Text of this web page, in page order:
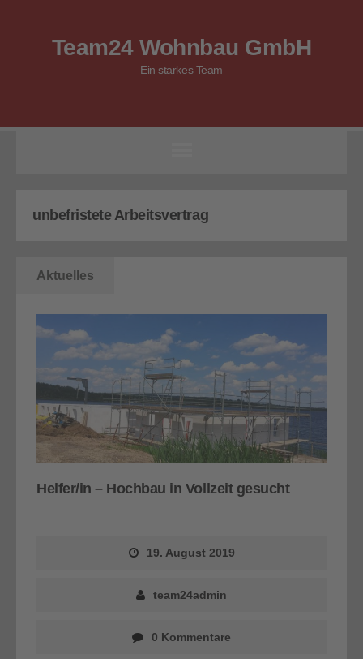
Team24 Wohnbau GmbH
Ein starkes Team
unbefristete Arbeitsvertrag
Aktuelles
Helfer/in – Hochbau in Vollzeit gesucht
19. August 2019
team24admin
0 Kommentare